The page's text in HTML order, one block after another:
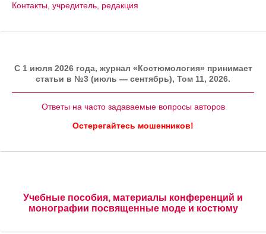
Контакты, учредитель, редакция
C 1 июля 2026 года, журнал «Костюмология» принимает
статьи в №3 (июль — сентябрь), Том 11, 2026.
Ответы на часто задаваемые вопросы авторов
Остерегайтесь мошенников!
Учебные пособия, материалы конференций и
монографии посвященные моде и костюму